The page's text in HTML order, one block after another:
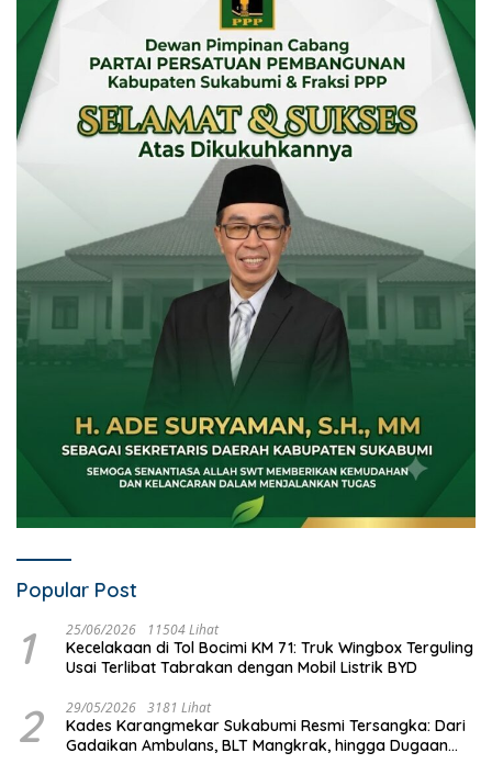
Popular Post
1 25/06/2026 11504 Lihat
Kecelakaan di Tol Bocimi KM 71: Truk Wingbox Terguling
Usai Terlibat Tabrakan dengan Mobil Listrik BYD
2 29/05/2026 3181 Lihat
Kades Karangmekar Sukabumi Resmi Tersangka: Dari
Gadaikan Ambulans, BLT Mangkrak, hingga Dugaan